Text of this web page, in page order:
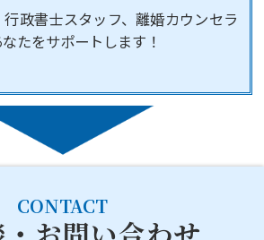
政書士スタッフ、離婚カウンセラ
たをサポートします！
CONTACT